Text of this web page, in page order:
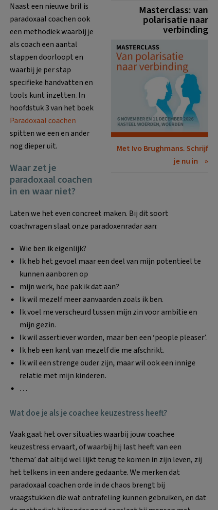
Masterclass: van
polarisatie naar
verbinding
Met Ivo Brughmans. Schrijf
je nu in
Naast een nieuwe bril is
paradoxaal coachen ook
een methodiek waarbij je
als coach een aantal
stappen doorloopt en
waarbij je per stap
specifieke handvatten en
tools kunt inzetten. In
hoofdstuk 3 van het boek
Paradoxaal coachen
spitten we een en ander
nog dieper uit.
Waar zet je
paradoxaal coachen
in en waar niet?
Laten we het even concreet maken. Bij dit soort
coachvragen slaat onze paradoxenradar aan:
Wie ben ik eigenlijk?
Ik heb het gevoel maar een deel van mijn potentieel te
kunnen aanboren op
mijn werk, hoe pak ik dat aan?
Ik wil mezelf meer aanvaarden zoals ik ben.
Ik voel me verscheurd tussen mijn zin voor ambitie en
mijn gezin.
Ik wil assertiever worden, maar ben een ‘people pleaser’.
Ik heb een kant van mezelf die me afschrikt.
Ik wil een strenge ouder zijn, maar wil ook een innige
relatie met mijn kinderen.
…
Wat doe je als je coachee keuzestress heeft?
Vaak gaat het over situaties waarbij jouw coachee
keuzestress ervaart, of waarbij hij last heeft van een
‘thema’ dat altijd wel lijkt terug te komen in zijn leven, zij
het telkens in een andere gedaante. We merken dat
paradoxaal coachen orde in de chaos brengt bij
vraagstukken die wat ontrafeling kunnen gebruiken, en dat